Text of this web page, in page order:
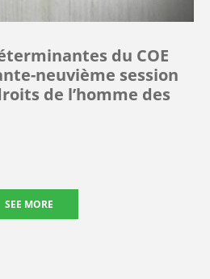
du COE
neuvième session
de l’homme des
SEE MORE